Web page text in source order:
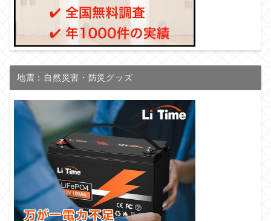
地震：自然災害・防災グッズ